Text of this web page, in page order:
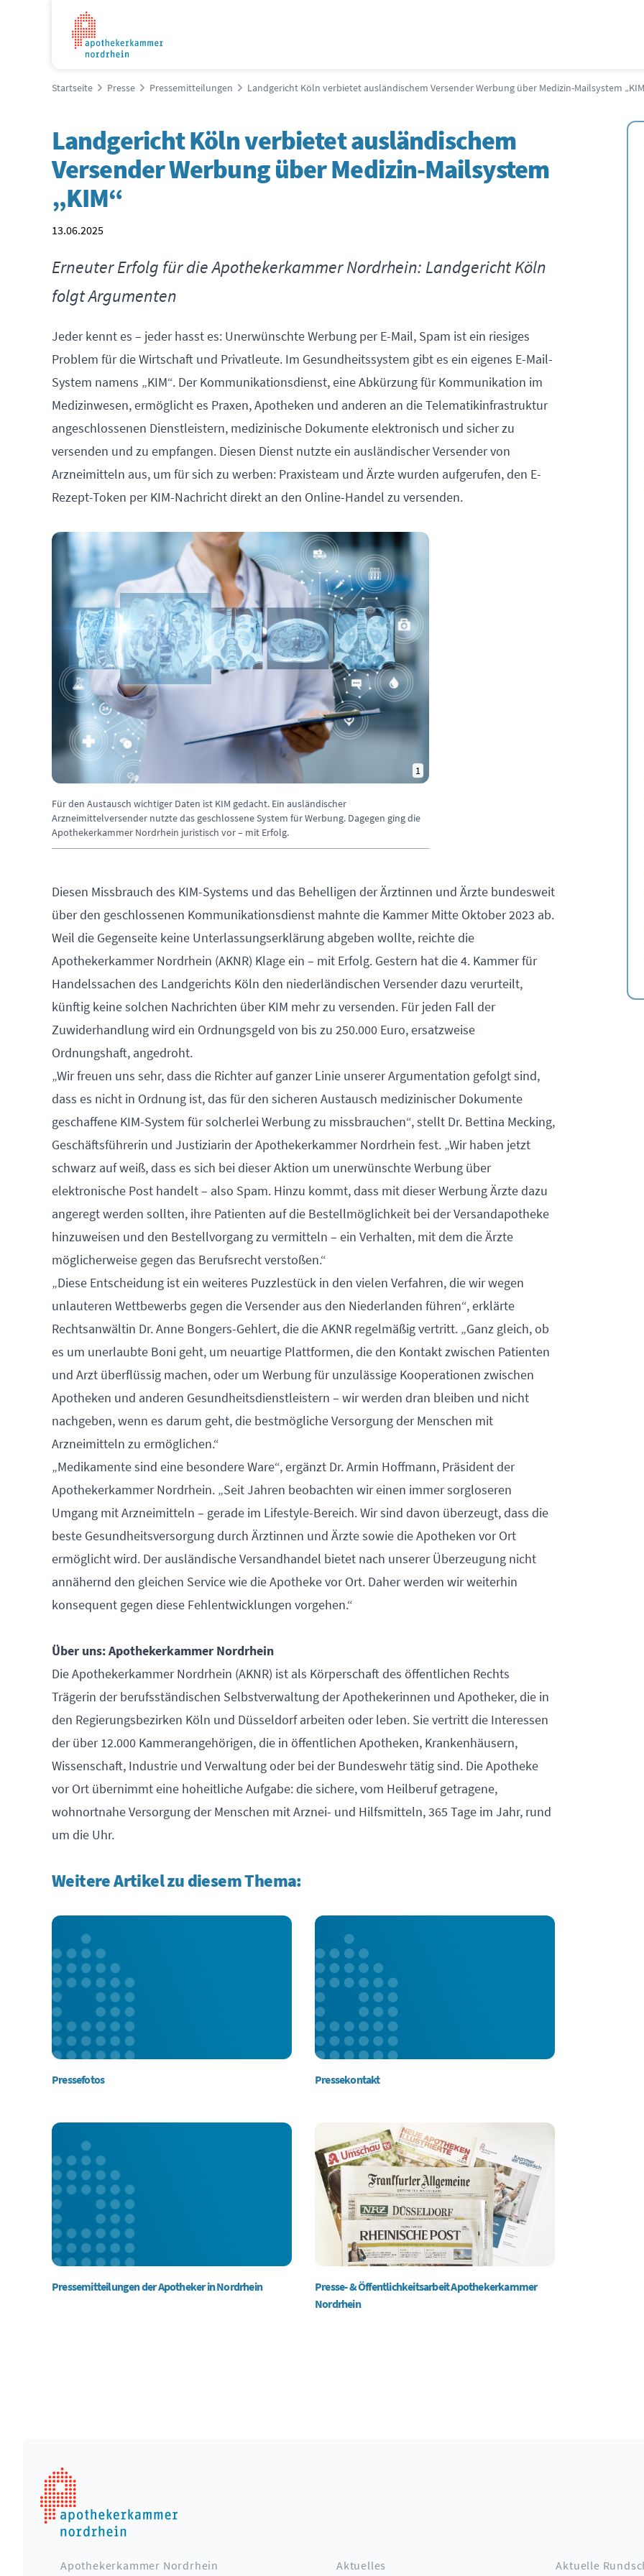
Startseite Presse Pressemitteilungen Landgericht Köln verbietet ausländischem Versender Werbung über Medizin-Mailsystem
Landgericht Köln verbietet ausländischem
Versender Werbung über Medizin-Mailsystem
„KIM“
13.06.2025
Erneuter Erfolg für die Apothekerkammer Nordrhein: Landgericht Köln
folgt Argumenten
Jeder kennt es – jeder hasst es: Unerwünschte Werbung per E-Mail, Spam ist ein riesiges
Problem für die Wirtschaft und Privatleute. Im Gesundheitssystem gibt es ein eigenes E-Mail-
System namens „KIM“. Der Kommunikationsdienst, eine Abkürzung für Kommunikation im
Medizinwesen, ermöglicht es Praxen, Apotheken und anderen an die Telematikinfrastruktur
angeschlossenen Dienstleistern, medizinische Dokumente elektronisch und sicher zu
versenden und zu empfangen. Diesen Dienst nutzte ein ausländischer Versender von
Arzneimitteln aus, um für sich zu werben: Praxisteam und Ärzte wurden aufgerufen, den E-
Rezept-Token per KIM-Nachricht direkt an den Online-Handel zu versenden.
1
Für den Austausch wichtiger Daten ist KIM gedacht. Ein ausländischer
Arzneimittelversender nutzte das geschlossene System für Werbung. Dagegen ging die
Apothekerkammer Nordrhein juristisch vor – mit Erfolg.
Diesen Missbrauch des KIM-Systems und das Behelligen der Ärztinnen und Ärzte bundesweit
über den geschlossenen Kommunikationsdienst mahnte die Kammer Mitte Oktober 2023 ab.
Weil die Gegenseite keine Unterlassungserklärung abgeben wollte, reichte die
Apothekerkammer Nordrhein (AKNR) Klage ein – mit Erfolg. Gestern hat die 4. Kammer für
Handelssachen des Landgerichts Köln den niederländischen Versender dazu verurteilt,
künftig keine solchen Nachrichten über KIM mehr zu versenden. Für jeden Fall der
Zuwiderhandlung wird ein Ordnungsgeld von bis zu 250.000 Euro, ersatzweise
Ordnungshaft, angedroht.
„Wir freuen uns sehr, dass die Richter auf ganzer Linie unserer Argumentation gefolgt sind,
dass es nicht in Ordnung ist, das für den sicheren Austausch medizinischer Dokumente
geschaffene KIM-System für solcherlei Werbung zu missbrauchen“, stellt Dr. Bettina Mecking,
Geschäftsführerin und Justiziarin der Apothekerkammer Nordrhein fest. „Wir haben jetzt
schwarz auf weiß, dass es sich bei dieser Aktion um unerwünschte Werbung über
elektronische Post handelt – also Spam. Hinzu kommt, dass mit dieser Werbung Ärzte dazu
angeregt werden sollten, ihre Patienten auf die Bestellmöglichkeit bei der Versandapotheke
hinzuweisen und den Bestellvorgang zu vermitteln – ein Verhalten, mit dem die Ärzte
möglicherweise gegen das Berufsrecht verstoßen.“
„Diese Entscheidung ist ein weiteres Puzzlestück in den vielen Verfahren, die wir wegen
unlauteren Wettbewerbs gegen die Versender aus den Niederlanden führen“, erklärte
Rechtsanwältin Dr. Anne Bongers-Gehlert, die die AKNR regelmäßig vertritt. „Ganz gleich, ob
es um unerlaubte Boni geht, um neuartige Plattformen, die den Kontakt zwischen Patienten
und Arzt überflüssig machen, oder um Werbung für unzulässige Kooperationen zwischen
Apotheken und anderen Gesundheitsdienstleistern – wir werden dran bleiben und nicht
nachgeben, wenn es darum geht, die bestmögliche Versorgung der Menschen mit
Arzneimitteln zu ermöglichen.“
„Medikamente sind eine besondere Ware“, ergänzt Dr. Armin Hoffmann, Präsident der
Apothekerkammer Nordrhein. „Seit Jahren beobachten wir einen immer sorgloseren
Umgang mit Arzneimitteln – gerade im Lifestyle-Bereich. Wir sind davon überzeugt, dass die
beste Gesundheitsversorgung durch Ärztinnen und Ärzte sowie die Apotheken vor Ort
ermöglicht wird. Der ausländische Versandhandel bietet nach unserer Überzeugung nicht
annähernd den gleichen Service wie die Apotheke vor Ort. Daher werden wir weiterhin
konsequent gegen diese Fehlentwicklungen vorgehen.“
Über uns: Apothekerkammer Nordrhein
Die Apothekerkammer Nordrhein (AKNR) ist als Körperschaft des öffentlichen Rechts
Trägerin der berufsständischen Selbstverwaltung der Apothekerinnen und Apotheker, die in
den Regierungsbezirken Köln und Düsseldorf arbeiten oder leben. Sie vertritt die Interessen
der über 12.000 Kammerangehörigen, die in öffentlichen Apotheken, Krankenhäusern,
Wissenschaft, Industrie und Verwaltung oder bei der Bundeswehr tätig sind. Die Apotheke
vor Ort übernimmt eine hoheitliche Aufgabe: die sichere, vom Heilberuf getragene,
wohnortnahe Versorgung der Menschen mit Arznei- und Hilfsmitteln, 365 Tage im Jahr, rund
um die Uhr.
Weitere Artikel zu diesem Thema:
Pressefotos Pressekontakt
Pressemitteilungen der Apotheker in Nordrhein
Presse- & Öffentlichkeitsarbeit Apothekerkammer
Nordrhein
Apothekerkammer Nordrhein
Aktuelles Aktuelle